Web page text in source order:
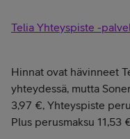
Telia Yhteyspiste -
Hinnat ovat hävinneet
yhteydessä, mutta
3,97 €, Yhteyspiste
Plus perusmaksu 11,53